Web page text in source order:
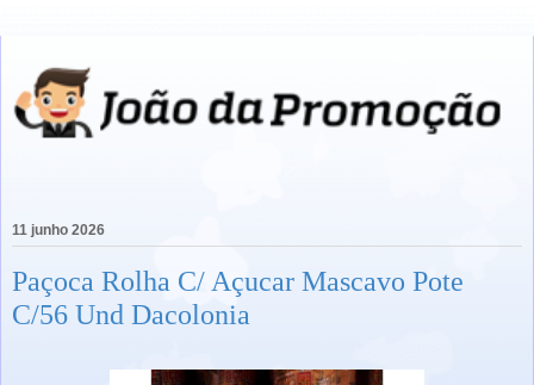
11 junho 2026
Paçoca Rolha C/ Açucar Mascavo Pote
C/56 Und Dacolonia